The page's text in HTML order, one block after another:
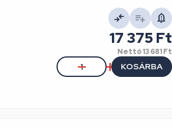
17 375 Ft
Nettó13 681 Ft
KOSÁRBA